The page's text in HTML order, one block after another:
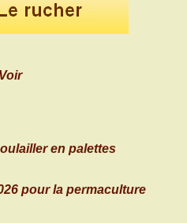
Voir
en palettes
pour la permaculture